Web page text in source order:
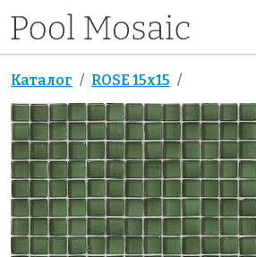
Каталог ROSE 15x15